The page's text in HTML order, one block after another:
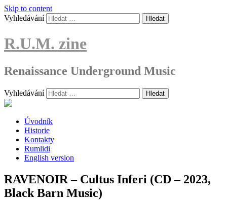
Skip to content
Vyhledávání
R.U.M. zine
Renaissance Underground Music
Vyhledávání
Úvodník
Historie
Kontakty
Rumlidi
English version
RAVENOIR – Cultus Inferi (CD – 2023,
Black Barn Music)